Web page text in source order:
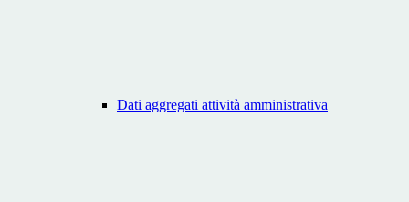
Dati aggregati attività amministrativa